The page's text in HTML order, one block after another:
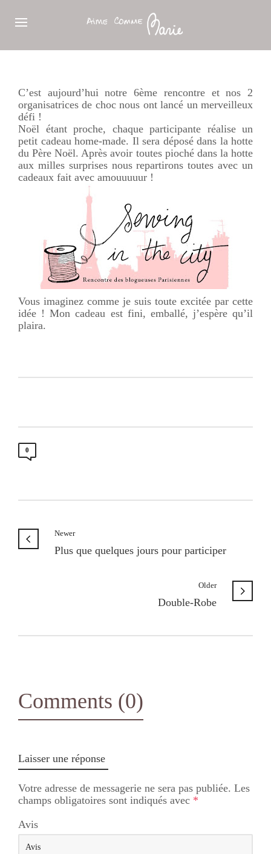
C’est aujourd’hui notre 6ème rencontre et nos 2
organisatrices de choc nous ont lancé un merveilleux
défi !
Noël étant proche, chaque participante réalise un
petit cadeau home-made. Il sera déposé dans la hotte
du Père Noël. Après avoir toutes pioché dans la hotte
aux milles surprises nous repartirons toutes avec un
cadeaux fait avec amouuuuur !
Vous imaginez comme je suis toute excitée par cette
idée ! Mon cadeau est fini, emballé, j’espère qu’il
plaira.
0
Newer
Plus que quelques jours pour participer
Older
Double-Robe
Comments (0)
Laisser une réponse
Votre adresse de messagerie ne sera pas publiée. Les
champs obligatoires sont indiqués avec *
Avis